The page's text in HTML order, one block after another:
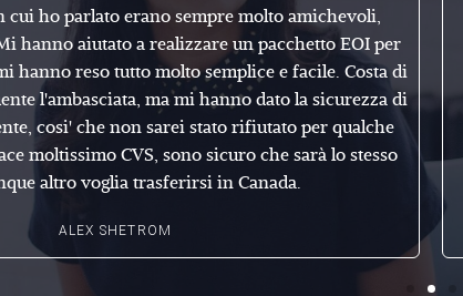
cui ho parlato erano sempre molto amichevoli,
hanno aiutato a realizzare un pacchetto EOI per
hanno reso tutto molto semplice e facile. Costa di
l'ambasciata, ma mi hanno dato la sicurezza di
cosi' che non sarei stato rifiutato per qualche
moltissimo CVS, sono sicuro che sarà lo stesso
altro voglia trasferirsi in Canada.
ALEX SHETROM